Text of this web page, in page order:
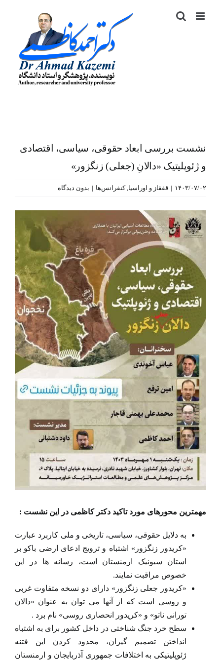
نشست بررسی ابعاد حقوقی، سیاسی، اقتصادی
و ژئوپلیتیک «دالانِ (جعلی) زنگزور»
۱۴۰۳/۰۷/۰۲ | قفقاز و اوراسیا ,کنفرانس‌ها | بدون دیدگاه
نمایش
تصویر
مهمترین محورهای مورد تاکید دکتر کاظمی در این نشست :
به دلایل حقوقی، سیاسی، تاریخی و ملی کاربرد عبارت
«کریدور زنگزور» اشتباه و ترویج ادعای ارضی باکو بر
استان سیونیک ارمنستان است، رسانه ها در این
خصوص مراقبت نمایند.
«کریدور جعلی زنگزور» دارای دو نسخه متفاوت غربی
و روسی است که از آنها می توان به عنوان «دالان
تورانی ناتو» و «کریدور انحصاری روسی» نام برد .
سطح خرد جنگ شناختی در داخل کشور برای به اشتباه
انداختن تصمیم گیران، محدود کردن این فتنه
ژئوپلیتیکی به اختلافات جمهوری آذربایجان و ارمنستان